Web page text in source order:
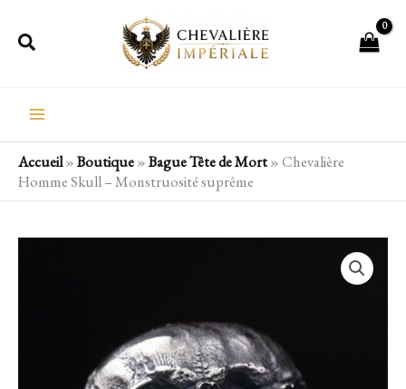
Rechercher
Accueil»Boutique»Bague Tête de Mort»Chevalière
Homme Skull – Monstruosité suprême